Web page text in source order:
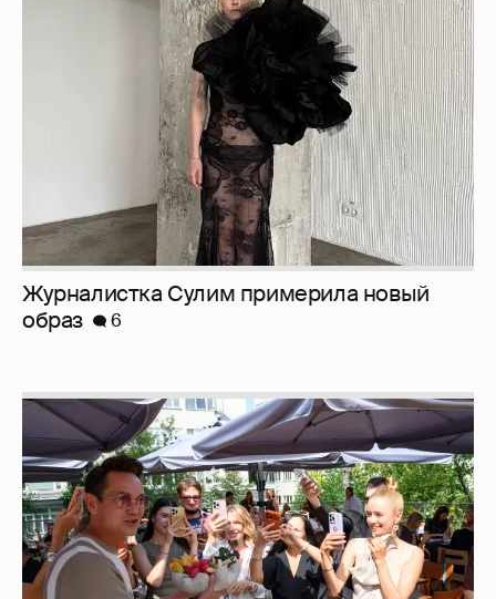
Журналистка Сулим примерила новый
Анастасия Гребенкина, Женя Малахова,
Оксана Русланова и другие гости
фестиваля «Баланс вкуса и ритма»:
рассматриваем летние образы